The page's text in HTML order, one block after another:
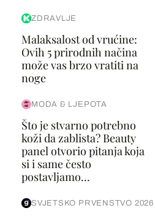
ZDRAVLJE
Malaksalost od vrućine:
Ovih 5 prirodnih načina
može vas brzo vratiti na
noge
MODA & LJEPOTA
Što je stvarno potrebno
koži da zablista? Beauty
panel otvorio pitanja koja
si i same često
postavljamo...
SVJETSKO PRVENSTVO 2026